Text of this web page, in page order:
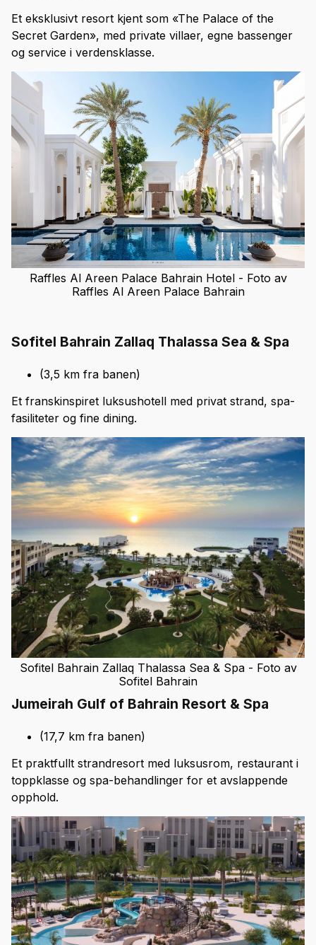
Et eksklusivt resort kjent som «The Palace of the
Secret Garden», med private villaer, egne bassenger
og service i verdensklasse.
Raffles Al Areen Palace Bahrain Hotel - Foto av
Raffles Al Areen Palace Bahrain
Sofitel Bahrain Zallaq Thalassa Sea & Spa
(3,5 km fra banen)
Et franskinspiret luksushotell med privat strand, spa-
fasiliteter og fine dining.
Sofitel Bahrain Zallaq Thalassa Sea & Spa - Foto av
Sofitel Bahrain
Jumeirah Gulf of Bahrain Resort & Spa
(17,7 km fra banen)
Et praktfullt strandresort med luksusrom, restaurant i
toppklasse og spa-behandlinger for et avslappende
opphold.